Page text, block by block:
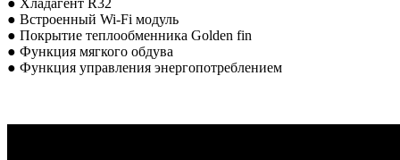
● Встроенный Wi-Fi модуль
● Покрытие теплообменника Golden fin
● Функция мягкого обдува
● Функция управления энергопотреблением